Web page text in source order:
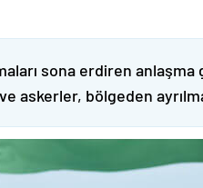
sona erdiren
askerler, bölgeden